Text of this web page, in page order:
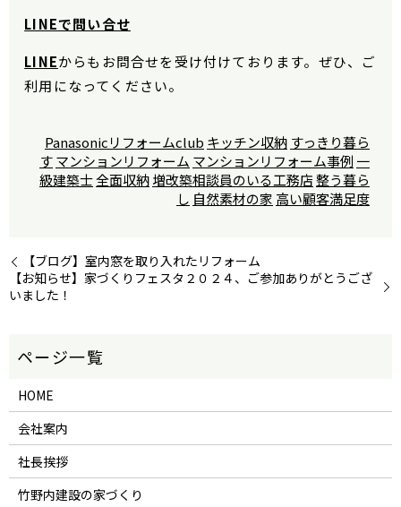
LINEで問い合せ
LINEからもお問合せを受け付けております。ぜひ、ご
利用になってください。
Panasonicリフォームclub キッチン収納 すっきり暮ら
すマンションリフォーム マンションリフォーム事例 一
級建築士全面収納増改築相談員のいる工務店整う暮ら
し 自然素材の家 高い顧客満足度
【ブログ】室内窓を取り入れたリフォーム
【お知らせ】家づくりフェスタ２０２４、ご参加ありがとうござ
いました！
HOME
会社案内
社長挨拶
竹野内建設の家づくり